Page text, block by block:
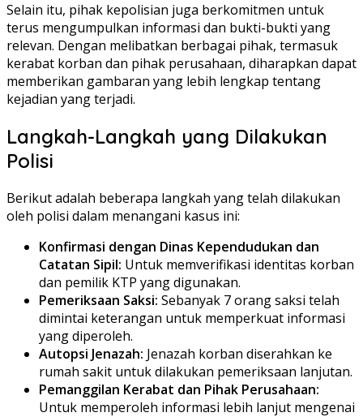
Selain itu, pihak kepolisian juga berkomitmen untuk
terus mengumpulkan informasi dan bukti-bukti yang
relevan. Dengan melibatkan berbagai pihak, termasuk
kerabat korban dan pihak perusahaan, diharapkan dapat
memberikan gambaran yang lebih lengkap tentang
kejadian yang terjadi.
Langkah-Langkah yang Dilakukan
Polisi
Berikut adalah beberapa langkah yang telah dilakukan
oleh polisi dalam menangani kasus ini:
Konfirmasi dengan Dinas Kependudukan dan
Catatan Sipil: Untuk memverifikasi identitas korban
dan pemilik KTP yang digunakan.
Pemeriksaan Saksi: Sebanyak 7 orang saksi telah
dimintai keterangan untuk memperkuat informasi
yang diperoleh.
Autopsi Jenazah: Jenazah korban diserahkan ke
rumah sakit untuk dilakukan pemeriksaan lanjutan.
Pemanggilan Kerabat dan Pihak Perusahaan:
Untuk memperoleh informasi lebih lanjut mengenai